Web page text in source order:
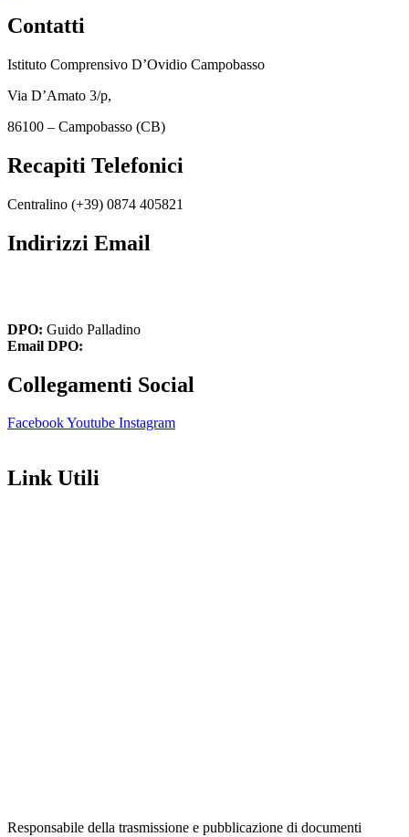
Contatti
Istituto Comprensivo D’Ovidio Campobasso
Via D’Amato 3/p,
86100 – Campobasso (CB)
Recapiti Telefonici
Centralino (+39) 0874 405821
Indirizzi Email
DPO: Guido Palladino
Email DPO:
Collegamenti Social
FacebookYoutube Instagram
Link Utili
Responsabile della trasmissione e pubblicazione di documenti